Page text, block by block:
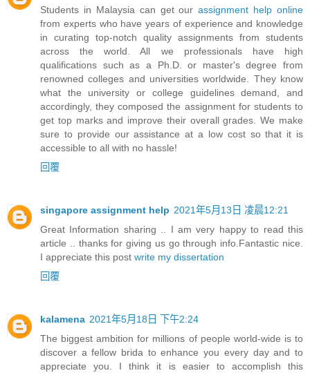
Students in Malaysia can get ourassignment help online
from experts who have years of experience and knowledge
in curating top-notch quality assignments from students
across the world. All we professionals have high
qualifications such as a Ph.D. or master's degree from
renowned colleges and universities worldwide. They know
what the university or college guidelines demand, and
accordingly, they composed the assignment for students to
get top marks and improve their overall grades. We make
sure to provide our assistance at a low cost so that it is
accessible to all with no hassle!
回覆
singapore assignment help 2021年5月13日 凌晨12:21
Great Information sharing .. I am very happy to read this
article .. thanks for giving us go through info.Fantastic nice.
I appreciate this post write my dissertation
回覆
kalamena 2021年5月18日 下午2:24
The biggest ambition for millions of people world-wide is to
discover a fellow brida to enhance you every day and to
appreciate you. I think it is easier to accomplish this